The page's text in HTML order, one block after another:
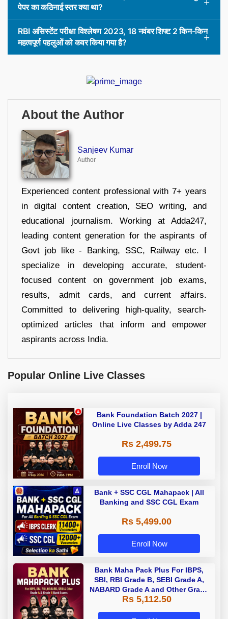
पेपर का कठिनाई स्तर क्या था?
RBI असिस्टेंट परीक्षा विश्लेषण 2023, 18 नवंबर शिफ्ट 2 किन-किन
महत्वपूर्ण पहलुओं को कवर किया गया है?
About the Author
Sanjeev Kumar
Author
Experienced content professional with 7+ years
in digital content creation, SEO writing, and
educational journalism. Working at Adda247,
leading content generation for the aspirants of
Govt job like - Banking, SSC, Railway etc. I
specialize in developing accurate, student-
focused content on government job exams,
results, admit cards, and current affairs.
Committed to delivering high-quality, search-
optimized articles that inform and empower
aspirants across India.
Popular Online Live Classes
Bank Foundation Batch 2027 |
Online Live Classes by Adda 247
Rs 2,499.75
Enroll Now
Bank + SSC CGL Mahapack | All
Banking and SSC CGL Exam
Rs 5,499.00
Enroll Now
Bank Maha Pack Plus For IBPS,
SBI, RBI Grade B, SEBI Grade A,
NABARD Grade A and Other Grade
A & Grade B Bank Exams
Rs 5,112.50